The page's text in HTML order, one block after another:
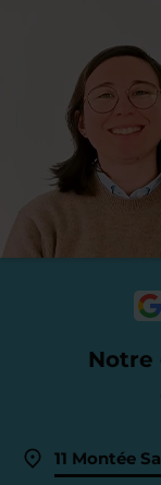
Notre
11 Montée